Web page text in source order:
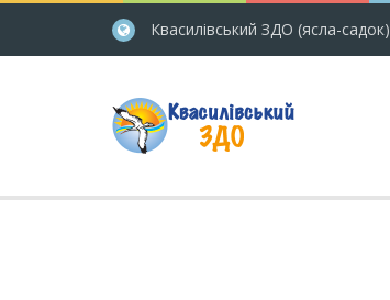
Квасилівський ЗДО (ясла-садок)